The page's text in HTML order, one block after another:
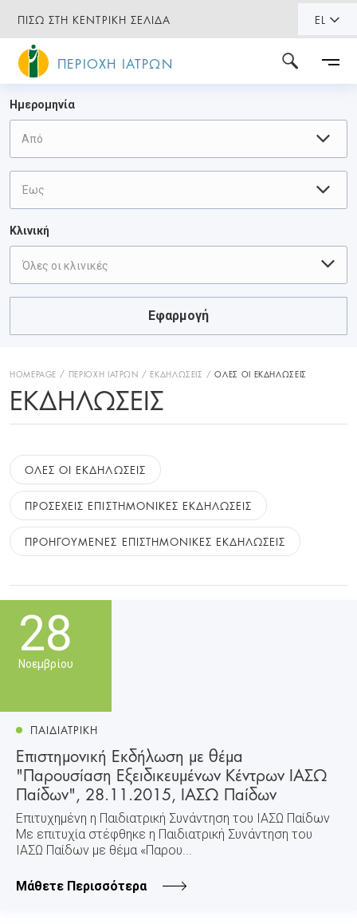
ΠΙΣΩ ΣΤΗ ΚΕΝΤΡΙΚΗ ΣΕΛΙΔΑ EL
ΠΕΡΙΟΧΗ ΙΑΤΡΩΝ
Ημερομηνία
Κλινική
Όλες οι κλινικές
Εφαρμογή
HOMEPAGE ΠΕΡΙΟΧΗ ΙΑΤΡΩΝ ΕΚΔΗΛΩΣΕΙΣ ΟΛΕΣ ΟΙ ΕΚΔΗΛΩΣΕΙΣ
ΕΚΔΗΛΏΣΕΙΣ
ΟΛΕΣ ΟΙ ΕΚΔΗΛΩΣΕΙΣ
ΠΡΟΣΕΧΕΙΣ ΕΠΙΣΤΗΜΟΝΙΚΕΣ ΕΚΔΗΛΩΣΕΙΣ
ΠΡΟΗΓΟΥΜΕΝΕΣ ΕΠΙΣΤΗΜΟΝΙΚΕΣ ΕΚΔΗΛΩΣΕΙΣ
28
Νοεμβρίου
ΠΑΙΔΙΑΤΡΙΚΗ
Επιστημονική Εκδήλωση με θέμα
"Παρουσίαση Εξειδικευμένων Κέντρων ΙΑΣΩ
Παίδων", 28.11.2015, ΙΑΣΩ Παίδων
Επιτυχημένη η Παιδιατρική Συνάντηση του ΙΑΣΩ Παίδων
Με επιτυχία στέφθηκε η Παιδιατρική Συνάντηση του
ΙΑΣΩ Παίδων με θέμα «Παρου...
Μάθετε Περισσότερα